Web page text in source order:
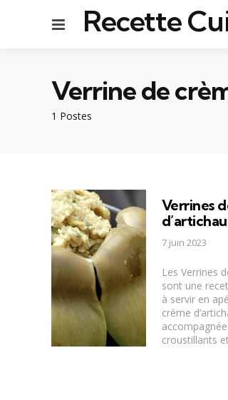
Menu
Recette
1 Postes
Verrine de
Verrines
7 juin 2023
Les Verrines
sont une
à servir en
crème
croustillants